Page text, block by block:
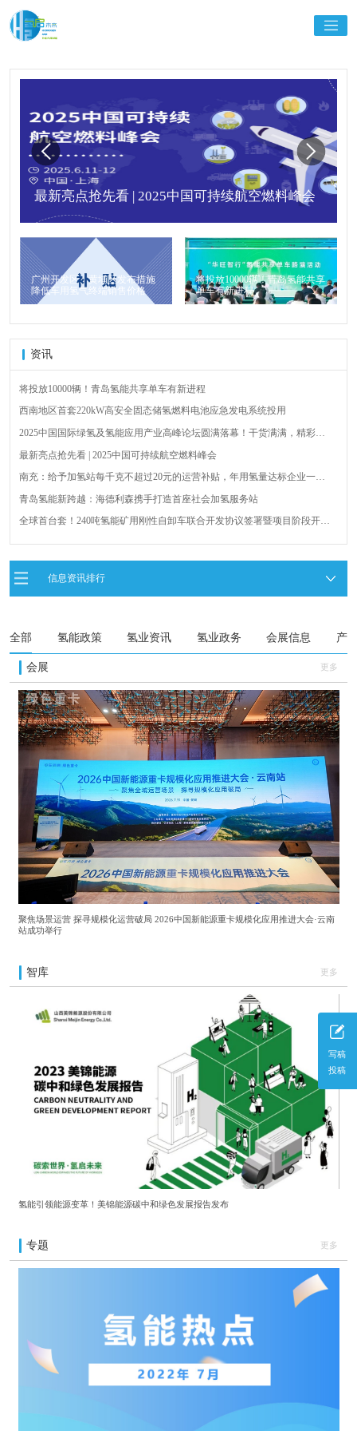
最新亮点抢先看 | 2025中国可持续航空燃料峰会
广州开发区、黄埔区发布措施
降低车用氢气终端销售价格
将投放10000辆！青岛氢能共享
单车有新进程
资讯
将投放10000辆！青岛氢能共享单车有新进程
西南地区首套220kW高安全固态储氢燃料电池应急发电系统投用
2025中国国际绿氢及氢能应用产业高峰论坛圆满落幕！干货满满，精彩瞬
最新亮点抢先看 | 2025中国可持续航空燃料峰会
南充：给予加氢站每千克不超过20元的运营补贴，年用氢量达标企业一次
青岛氢能新跨越：海德利森携手打造首座社会加氢服务站
全球首台套！240吨氢能矿用刚性自卸车联合开发协议签署暨项目阶段开发
新疆俊瑞温宿规模化制绿氢项目开工仪式在温宿县成功举办
产业发展举办交流会
广州开发区、黄埔区发布措施降低车用氢气终端销售价格
写稿
投稿
信息资讯排行
全部 氢能政策 氢业资讯 氢业政务 会展信息 产
会展 更多
聚焦场景运营 探寻规模化运营破局 2026中国新能源重卡规模化应用推进大会·云南
站成功举行
智库 更多
氢能引领能源变革！美锦能源碳中和绿色发展报告发布
专题 更多